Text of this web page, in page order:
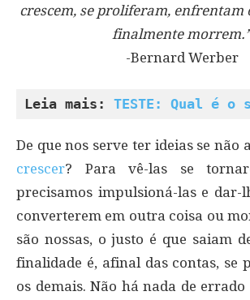
crescem, se proliferam, enfrentam
finalmente
-Bernard Werber
Leia mais: TESTE: Qual é o
De que nos serve ter ideias se não
crescer? Para vê-las se
precisamos impulsioná-las e dar-
converterem em outra coisa ou
são nossas, o justo é que saiam
finalidade é, afinal das contas, se
os demais. Não há nada de